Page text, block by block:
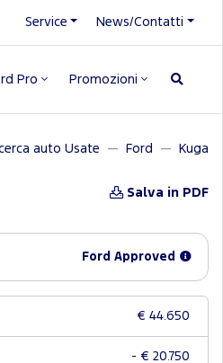
Service News/Contatti
Pro Promozioni
auto Usate Ford Kuga
Salva in PDF
Ford Approved
€ 44.650
- € 20.750